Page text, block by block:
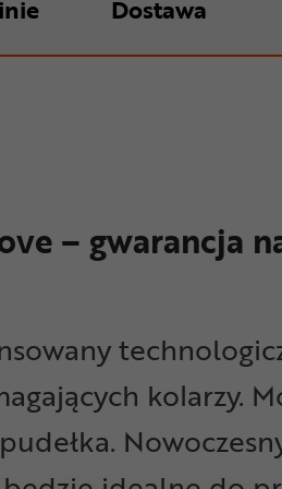
Dostawa
– gwarancja
kolarzy.